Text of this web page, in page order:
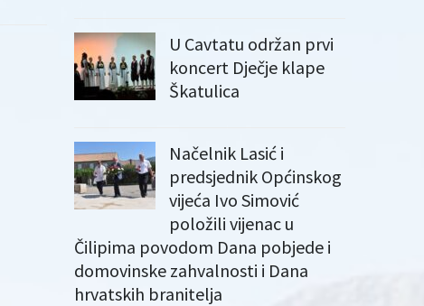
U Cavtatu održan prvi
koncert Dječje klape
Škatulica
Načelnik Lasić i
predsjednik Općinskog
vijeća Ivo Simović
položili vijenac u
Čilipima povodom Dana pobjede i
domovinske zahvalnosti i Dana
hrvatskih branitelja